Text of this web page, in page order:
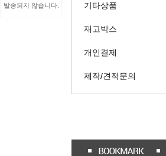
발송되지 않습니다.
기타상품
재고박스
개인결제
제작/견적문의